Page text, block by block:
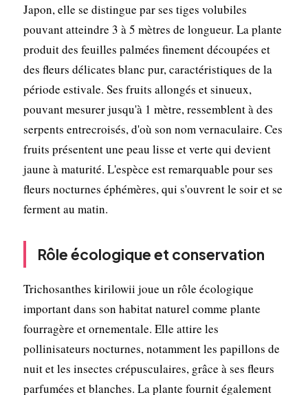
Japon, elle se distingue par ses tiges volubiles
pouvant atteindre 3 à 5 mètres de longueur. La plante
produit des feuilles palmées finement découpées et
des fleurs délicates blanc pur, caractéristiques de la
période estivale. Ses fruits allongés et sinueux,
pouvant mesurer jusqu'à 1 mètre, ressemblent à des
serpents entrecroisés, d'où son nom vernaculaire. Ces
fruits présentent une peau lisse et verte qui devient
jaune à maturité. L'espèce est remarquable pour ses
fleurs nocturnes éphémères, qui s'ouvrent le soir et se
ferment au matin.
Rôle écologique et conservation
Trichosanthes kirilowii joue un rôle écologique
important dans son habitat naturel comme plante
fourragère et ornementale. Elle attire les
pollinisateurs nocturnes, notamment les papillons de
nuit et les insectes crépusculaires, grâce à ses fleurs
parfumées et blanches. La plante fournit également